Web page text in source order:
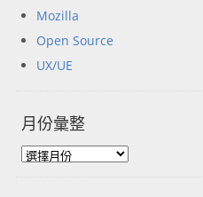
Mozilla
Open Source
UX/UE
月份彙整